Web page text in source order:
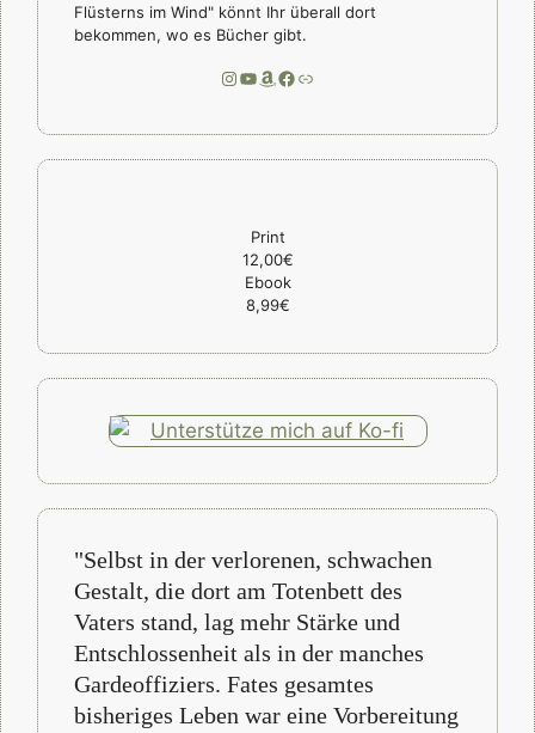
Flüsterns im Wind" könnt Ihr überall dort
bekommen, wo es Bücher gibt.
Instagram
YouTube
Amazon
Facebook
Link
Print
12,00€
Ebook
8,99€
"Selbst in der verlorenen, schwachen
Gestalt, die dort am Totenbett des
Vaters stand, lag mehr Stärke und
Entschlossenheit als in der manches
Gardeoffiziers. Fates gesamtes
bisheriges Leben war eine Vorbereitung